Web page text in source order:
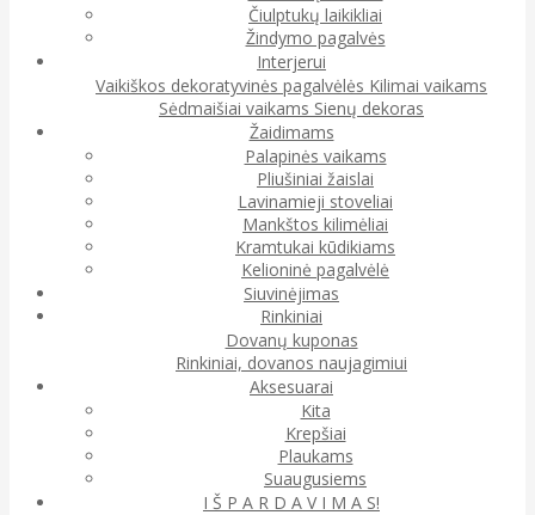
Čiulptukų laikikliai
Žindymo pagalvės
Interjerui
Vaikiškos dekoratyvinės pagalvėlės Kilimai vaikams
Sėdmaišiai vaikams Sienų dekoras
Žaidimams
Palapinės vaikams
Pliušiniai žaislai
Lavinamieji stoveliai
Mankštos kilimėliai
Kramtukai kūdikiams
Kelioninė pagalvėlė
Siuvinėjimas
Rinkiniai
Dovanų kuponas
Rinkiniai, dovanos naujagimiui
Aksesuarai
Kita
Krepšiai
Plaukams
Suaugusiems
I Š P A R D A V I M A S!